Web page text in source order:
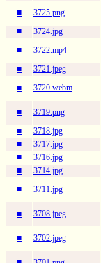
■ 3725.png
■ 3724.jpg
■ 3722.mp4
■ 3721.jpeg
■ 3720.webm
■ 3719.png
■ 3718.jpg
■ 3717.jpg
■ 3716.jpg
■ 3714.jpg
■ 3711.jpg
■ 3708.jpeg
■ 3702.jpeg